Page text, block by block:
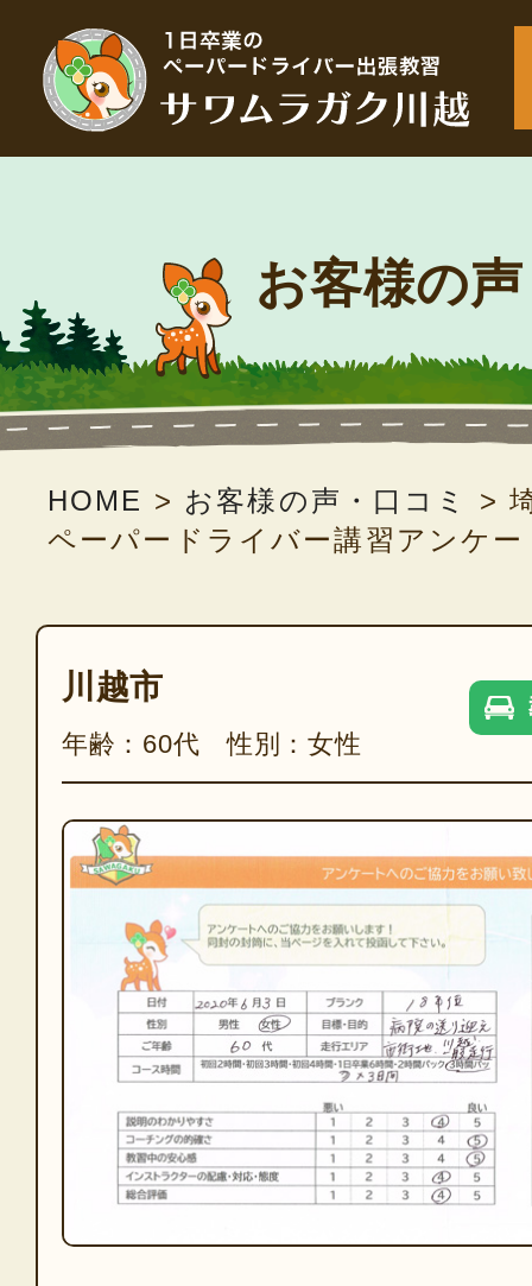
お客様の
HOME > お客様の声・口コミ >
ペーパードライバー講習アンケー
川越市
年齢：60代 性別：女性